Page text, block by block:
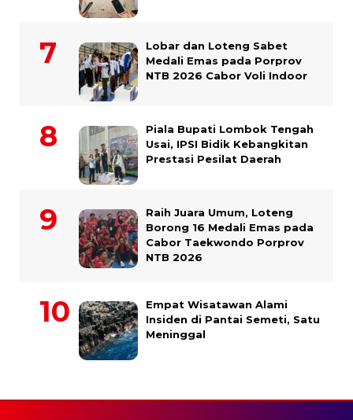
Lobar dan Loteng Sabet
Medali Emas pada Porprov
NTB 2026 Cabor Voli Indoor
Piala Bupati Lombok Tengah
Usai, IPSI Bidik Kebangkitan
Prestasi Pesilat Daerah
Raih Juara Umum, Loteng
Borong 16 Medali Emas pada
Cabor Taekwondo Porprov
NTB 2026
Empat Wisatawan Alami
Insiden di Pantai Semeti, Satu
Meninggal